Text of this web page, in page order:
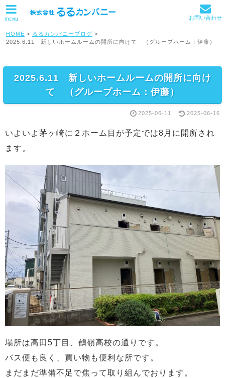
HOME > るるカンパニーブログ >
2025.6.11 新しいホームルームの開所に向けて （グループホーム：伊藤）
2025.6.11 新しいホームルームの開所に向け
て （グループホーム：伊藤）
2025-06-11 2025-06-16
いよいよ茅ヶ崎に２ホーム目が予定では8月に開所され
ます。
場所は高田5丁目、鶴嶺高校の通りです。
バス便も良く、買い物も便利な所です。
まだまだ準備不足で焦って取り組んでおります。
MENU お問い合わせ